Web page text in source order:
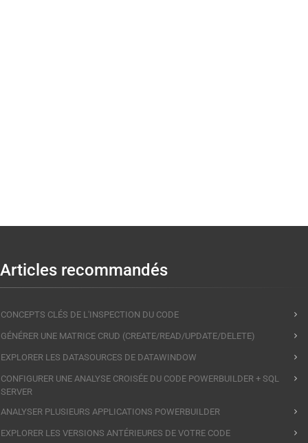
Articles recommandés
CONCEPTS CLÉS DE L'INSPECTION DU CODE
GÉNÉRER UNE MATRICE CRUD (CREATE/READ/UPDATE/DELETE)
EXPLORER LES DATASOURCES DE DATAWINDOW
CONFIGURER UNE ANALYSE CROISÉE DU CODE POWERBUILDER + SQL
SERVER
ANALYSER PLUSIEURS APPLICATIONS POWERBUILDER
EXPLORER LES VERSIONS ANTÉRIEURES DE VOTRE CODE